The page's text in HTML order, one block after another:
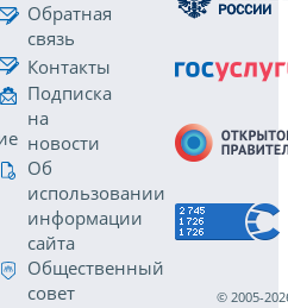
Обратная
связь
Контакты
Подписка
на
новости
Об
использовании
информации
сайта
Общественный
совет
© 2005-